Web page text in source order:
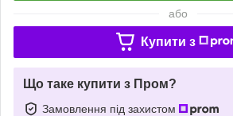
або
Купити з
Що таке купити з Пром?
Замовлення під захистом